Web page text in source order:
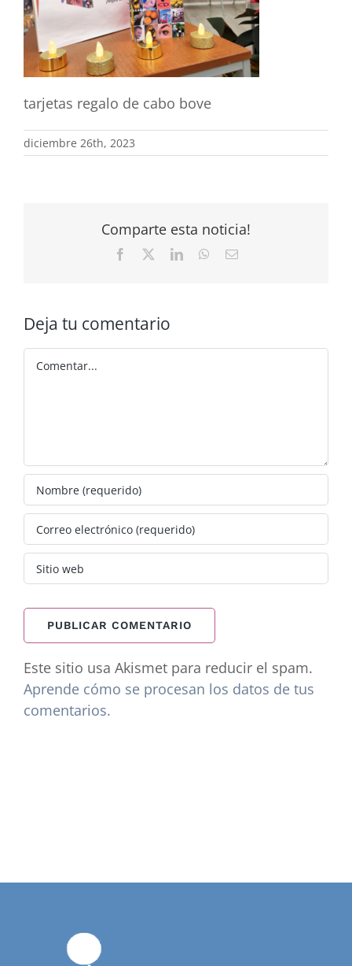
tarjetas regalo de cabo bove
diciembre 26th, 2023
Comparte esta noticia!
Facebook LinkedInWhatsApp
Correo
Deja tu comentario
Comentar
Este sitio usa Akismet para reducir el spam.
Aprende cómo se procesan los datos de tus
comentarios.